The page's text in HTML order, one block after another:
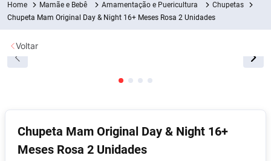
Mamãe e Bebê Amamentação e Puericultura
Chupetas
Chupeta Mam Original Day & Night 16+ Meses Rosa 2 Unidades
Chupeta Mam Original Day & Night 16+
Meses Rosa 2 Unidades
Voltar
Termos mais buscados
1º Fralda
2
5º Fralda G
6º Desodorante
7º Shampoo